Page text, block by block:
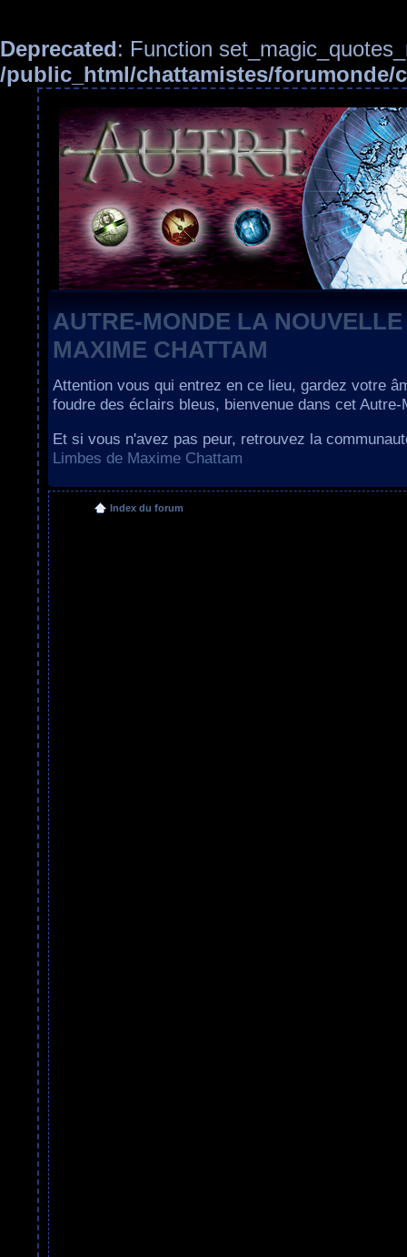
Deprecated: Function
/public_html/chattamistes/forumonde/
AUTRE-MONDE LA
MAXIME CHATTAM
Attention vous qui entrez en ce lieu, gardez votre
foudre des éclairs bleus, bienvenue dans cet Autre-
Et si vous n'avez pas peur, retrouvez la
Limbes de Maxime Chattam
Index du forum